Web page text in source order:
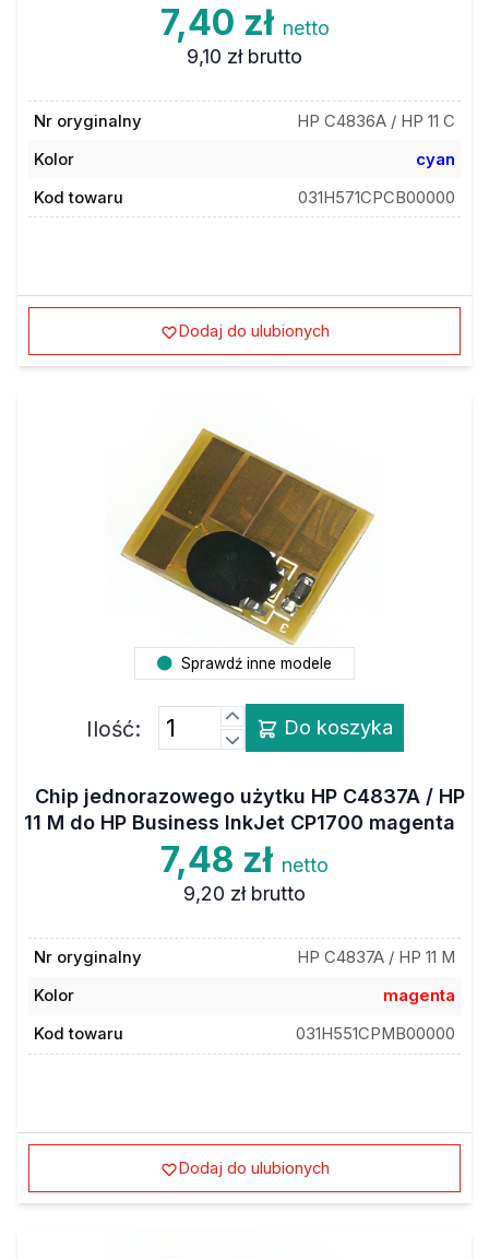
7,40 zł netto
9,10 zł brutto
Nr oryginalny
HP C4836A / HP 11 C
Kolor
cyan
Kod towaru
031H571CPCB00000
Dodaj do ulubionych
Sprawdź inne modele
Ilość: Do koszyka
Chip jednorazowego użytku HP C4837A / HP
11 M do HP Business InkJet CP1700 magenta
7,48 zł netto
9,20 zł brutto
Nr oryginalny
HP C4837A / HP 11 M
Kolor
magenta
Kod towaru
031H551CPMB00000
Dodaj do ulubionych